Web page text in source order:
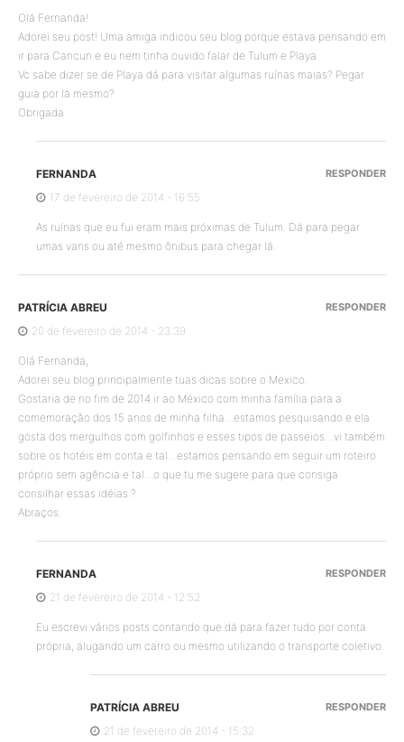
Olá Fernanda!
Adorei seu post! Uma amiga indicou seu blog porque estava pensando em
ir para Cancun e eu nem tinha ouvido falar de Tulum e Playa.
Vc sabe dizer se de Playa dá para visitar algumas ruínas maias? Pegar
guia por lá mesmo?
Obrigada
FERNANDA
17 de fevereiro de 2014 - 16:55
As ruínas que eu fui eram mais próximas de Tulum. Dá para pegar
umas vans ou até mesmo ônibus para chegar lá.
RESPONDER
PATRÍCIA ABREU
20 de fevereiro de 2014 - 23:39
Olá Fernanda,
Adorei seu blog principalmente tuas dicas sobre o Mexico.
Gostaria de no fim de 2014 ir ao México com minha família para a
comemoração dos 15 anos de minha filha…estamos pesquisando e ela
gosta dos mergulhos com golfinhos e esses tipos de passeios…vi também
sobre os hotéis em conta e tal…estamos pensando em seguir um roteiro
próprio sem agência e tal…o que tu me sugere para que consiga
consilhar essas idéias ?
Abraços.
RESPONDER
FERNANDA
21 de fevereiro de 2014 - 12:52
Eu escrevi vários posts contando que dá para fazer tudo por conta
própria, alugando um carro ou mesmo utilizando o transporte coletivo.
RESPONDER
PATRÍCIA ABREU
21 de fevereiro de 2014 - 15:32
RESPONDER